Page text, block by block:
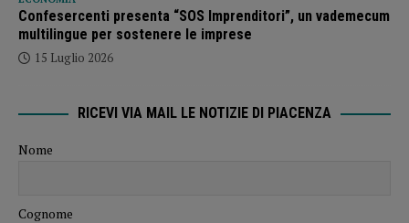
Confesercenti presenta “SOS Imprenditori”, un vademecum
multilingue per sostenere le imprese
15 Luglio 2026
RICEVI VIA MAIL LE NOTIZIE DI PIACENZA
Nome
Cognome